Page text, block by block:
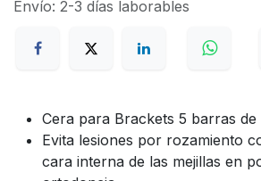
Envío: 2-3 días laborables
Cera para Brackets 5 barras de
Evita lesiones por rozamiento
cara interna de las mejillas en